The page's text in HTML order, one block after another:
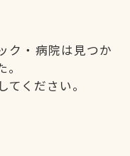
ク・病院は見つか
ください。